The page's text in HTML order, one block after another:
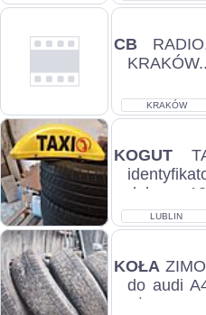
CB
KRAKÓW
KOGUT
dobry,
LUBLIN
KOŁA
do audi